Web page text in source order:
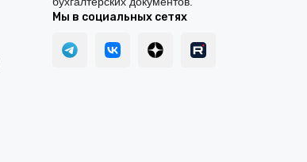
Мы в социальных сетях